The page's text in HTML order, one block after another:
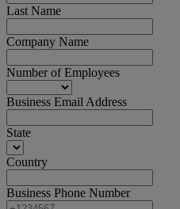
Last Name
Company Name
Number of Employees
Business Email Address
State
Country
Business Phone Number